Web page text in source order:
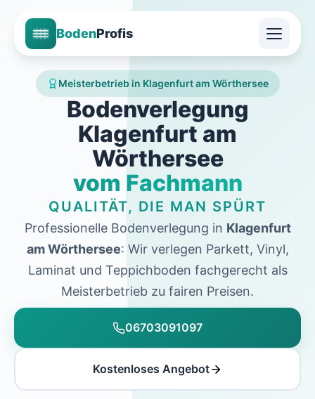
BodenProfis
Meisterbetrieb in Klagenfurt am Wörthersee
Bodenverlegung
Klagenfurt am
Wörthersee
vom Fachmann
QUALITÄT, DIE MAN SPÜRT
Professionelle Bodenverlegung in Klagenfurt
am Wörthersee: Wir verlegen Parkett, Vinyl,
Laminat und Teppichboden fachgerecht als
Meisterbetrieb zu fairen Preisen.
06703091097
Kostenloses Angebot